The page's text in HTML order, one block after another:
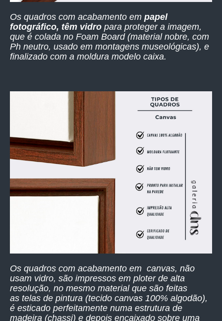
Os quadros com acabamento em papel
fotográfico, têm vidro para proteger a imagem,
que é colada no Foam Board (material nobre, com
Ph neutro, usado em montagens museológicas), e
finalizado com a moldura modelo caixa.
Os quadros com acabamento em canvas, não
usam vidro, são impressos em ploter de alta
resolução, no mesmo material que são feitas
as telas de pintura (tecido canvas 100% algodão),
é esticado perfeitamente numa estrutura de
madeira (chassi) e depois encaixado sobre uma